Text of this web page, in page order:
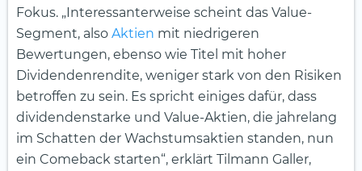
Fokus. „Interessanterweise scheint das Value-
Segment, also Aktien mit niedrigeren
Bewertungen, ebenso wie Titel mit hoher
Dividendenrendite, weniger stark von den Risiken
betroffen zu sein. Es spricht einiges dafür, dass
dividendenstarke und Value-Aktien, die jahrelang
im Schatten der Wachstumsaktien standen, nun
ein Comeback starten“, erklärt Tilmann Galler,